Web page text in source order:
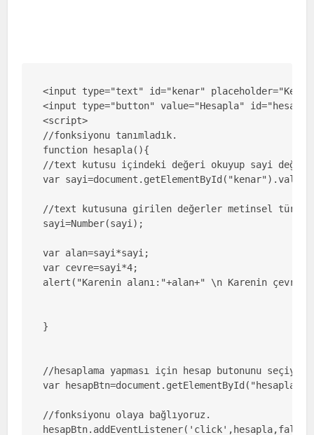
<input type="text" id="kenar"
<input type="button" value="Hesapla"
<script>
//fonksiyonu tanımladık.
function hesapla(){
//text kutusu içindeki değeri okuyup sayi
var sayi=document.getElementById("kenar").value;
//text kutusuna girilen değerler metinsel
sayi=Number(sayi);
var alan=sayi*sayi;
var cevre=sayi*4;
alert("Karenin alanı:"+alan+" \n Karenin
}
//hesaplama yapması için hesap butonunu
var hesapBtn=document.getElementById("hesapla");
//fonksiyonu olaya bağlıyoruz.